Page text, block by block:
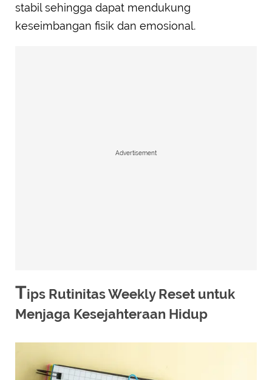
stabil sehingga dapat mendukung
keseimbangan fisik dan emosional.
Advertisement
Tips Rutinitas Weekly Reset untuk
Menjaga Kesejahteraan Hidup